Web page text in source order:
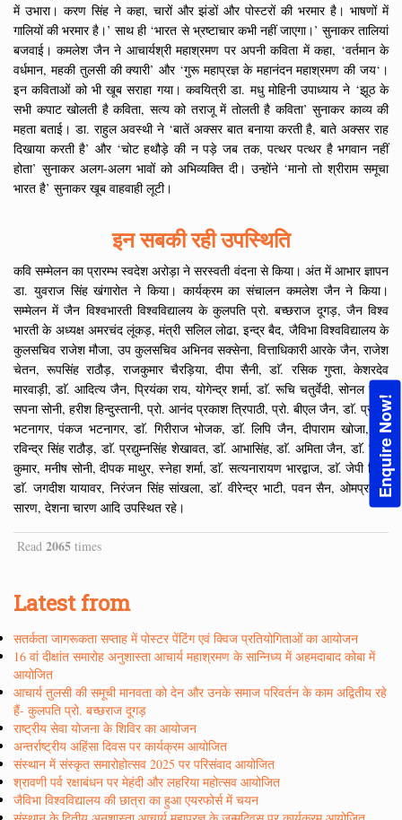
Enquire Now!
में उभारा। करण सिंह ने कहा, चारों और झंडों और पोस्टरों की भरमार है। भाषणों में
गालियों की भरमार है।’ साथ ही ‘भारत से भ्रष्टाचार कभी नहीं जाएगा।’ सुनाकर तालियां
बजवाई। कमलेश जैन ने आचार्यश्री महाश्रमण पर अपनी कविता में कहा, ‘वर्तमान के
वर्धमान, महकी तुलसी की क्यारी’ और ‘गुरू महाप्रज्ञ के महानंदन महाश्रमण की जय‘।
इन कविताओं को भी खूब सराहा गया। कवयित्री डा. मधु मोहिनी उपाध्याय ने ‘झूठ के
सभी कपाट खोलती है कविता, सत्य को तराजू में तोलती है कविता’ सुनाकर काव्य की
महता बताई। डा. राहुल अवस्थी ने ‘बातें अक्सर बात बनाया करती है, बाते अक्सर राह
दिखाया करती है’ और ‘चोट हथौड़े की न पड़े जब तक, पत्थर पत्थर है भगवान नहीं
होता’ सुनाकर अलग-अलग भावों को अभिव्यक्ति दी। उन्होंने ‘मानो तो श्रीराम समूचा
भारत है’ सुनाकर खूब वाहवाही लूटी।
इन सबकी रही उपस्थिति
कवि सम्मेलन का प्रारम्भ स्वदेश अरोड़ा ने सरस्वती वंदना से किया। अंत में आभार ज्ञापन
डा. युवराज सिंह खंगारोत ने किया। कार्यक्रम का संचालन कमलेश जैन ने किया।
सम्मेलन में जैन विश्वभारती विश्वविद्यालय के कुलपति प्रो. बच्छराज दूगड़, जैन विश्व
भारती के अध्यक्ष अमरचंद लूंकड़, मंत्री सलिल लोढा, इन्द्र बैद, जैविभा विश्वविद्यालय के
कुलसचिव राजेश मौजा, उप कुलसचिव अभिनव सक्सेना, वित्ताधिकारी आरके जैन, राजेश
चेतन, रूपसिंह राठौड़, राजकुमार चैरड़िया, दीपा सैनी, डाॅ. रसिक गुप्ता, केशरदेव
मारवाड़ी, डाॅ. आदित्य जैन, प्रियंका राय, योगेन्द्र शर्मा, डाॅ. रूचि चतुर्वेदी, सोनल जैन,
सपना सोनी, हरीश हिन्दुस्तानी, प्रो. आनंद प्रकाश त्रिपाठी, प्रो. बीएल जैन, डाॅ. प्रगति
भटनागर, पंकज भटनागर, डाॅ. गिरीराज भोजक, डाॅ. लिपि जैन, दीपाराम खोजा, डाॅ.
रविन्द्र सिंह राठौड़, डाॅ. प्रद्युम्नसिंह शेखावत, डाॅ. आभासिंह, डाॅ. अमिता जैन, डाॅ. विष्णु
कुमार, मनीष सोनी, दीपक माथुर, स्नेहा शर्मा, डाॅ. सत्यनारायण भारद्वाज, डाॅ. जेपी सिंह,
डाॅ. जगदीश यायावर, निरंजन सिंह सांखला, डाॅ. वीरेन्द्र भाटी, पवन सैन, ओमप्रकाश
सारण, देशना चारण आदि उपस्थित रहे।
Read 2065 times
Latest from
सतर्कता जागरूकता सप्ताह में पोस्टर पेंटिंग एवं क्विज प्रतियोगिताओं का आयोजन
16 वां दीक्षांत समारोह अनुशास्ता आचार्य महाश्रमण के सान्निध्य में अहमदाबाद कोबा में
आयोजित
आचार्य तुलसी की समूची मानवता को देन और उनके समाज परिवर्तन के काम अद्वितीय रहे
हैं- कुलपति प्रो. बच्छराज दूगड़
राष्ट्रीय सेवा योजना के शिविर का आयोजन
अन्तर्राष्ट्रीय अहिंसा दिवस पर कार्यक्रम आयोजित
संस्थान में संस्कृत समारोहोत्सव 2025 पर परिसंवाद आयोजित
श्रावणी पर्व रक्षाबंधन पर मेहंदी और लहरिया महोत्सव आयोजित
जैविभा विश्वविद्यालय की छात्रा का हुआ एयरफोर्स में चयन